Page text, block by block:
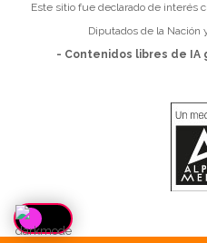
Este sitio fue declarado de interés
Diputados de la Nación
- Contenidos libres de IA